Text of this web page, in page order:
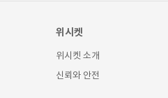
위시켓
위시켓 소개
신뢰와 안전